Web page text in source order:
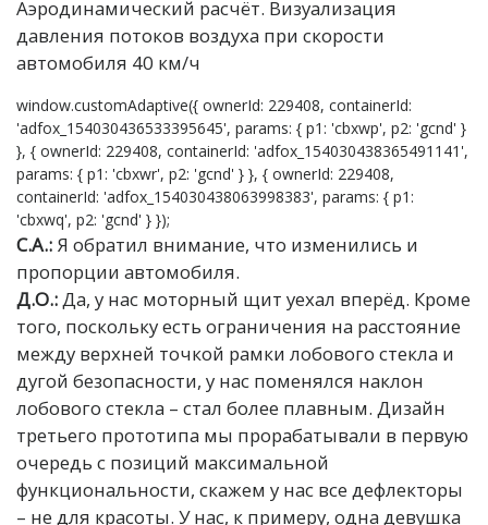
Аэродинамический расчёт. Визуализация
давления потоков воздуха при скорости
автомобиля 40 км/ч
window.customAdaptive({ ownerId: 229408, containerId:
'adfox_154030436533395645', params: { p1: 'cbxwp', p2: 'gcnd' }
}, { ownerId: 229408, containerId: 'adfox_154030438365491141',
params: { p1: 'cbxwr', p2: 'gcnd' } }, { ownerId: 229408,
containerId: 'adfox_154030438063998383', params: { p1:
'cbxwq', p2: 'gcnd' } });
С.А.: Я обратил внимание, что изменились и
пропорции автомобиля.
Д.О.: Да, у нас моторный щит уехал вперёд. Кроме
того, поскольку есть ограничения на расстояние
между верхней точкой рамки лобового стекла и
дугой безопасности, у нас поменялся наклон
лобового стекла – стал более плавным. Дизайн
третьего прототипа мы прорабатывали в первую
очередь с позиций максимальной
функциональности, скажем у нас все дефлекторы
– не для красоты. У нас, к примеру, одна девушка